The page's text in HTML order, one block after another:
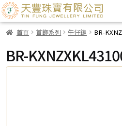
首頁 首飾系列 牛仔鏈 BR-
BR-